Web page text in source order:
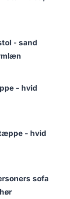
- sand
- hvid
- hvid
sofa